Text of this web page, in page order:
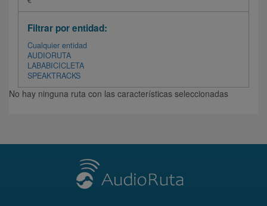
Filtrar por entidad:
Cualquier entidad
AUDIORUTA
LABABICICLETA
SPEAKTRACKS
No hay ninguna ruta con las características seleccionadas